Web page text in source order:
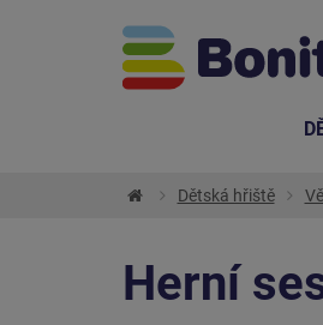
Dětská hřiště
Herní